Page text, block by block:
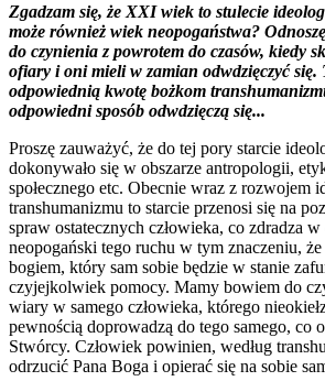
Zgadzam się, że XXI wiek to stulecie
może również wiek neopogaństwa?
do czynienia z powrotem do czasów, kiedy
ofiary i oni mieli w zamian odwdzięczyć się.
odpowiednią kwotę bożkom
odpowiedni sposób odwdzięczą się...
Proszę zauważyć, że do tej pory starcie
dokonywało się w obszarze antropologii,
społecznego etc. Obecnie wraz z rozwojem
transhumanizmu to starcie przenosi się na
spraw ostatecznych człowieka, co zdradza
neopogański tego ruchu w tym znaczeniu,
bogiem, który sam sobie będzie w stanie
czyjejkolwiek pomocy. Mamy bowiem do
wiary w samego człowieka, którego
pewnością doprowadzą do tego samego, co
Stwórcy. Człowiek powinien, według
odrzucić Pana Boga i opierać się na sobie